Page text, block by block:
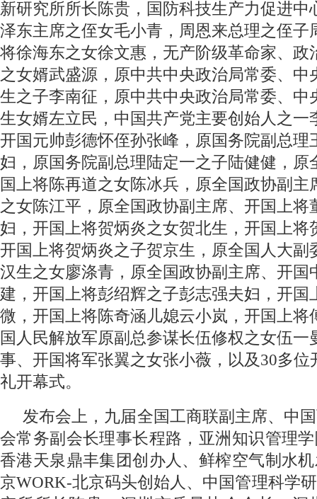
新研究所所长陈贵，国防科技生产力促进中
泽东主席之侄女毛小青，周恩来总理之侄子
将徐海东之女徐文惠，无产阶级革命家、政
之女婿武盛源，原中共中央政治局常委、中
生之子李南征，原中共中央政治局常委、中
生女婿左立民，中国共产党主要创始人之一
开国元帅彭德怀侄孙张峰，原国务院副总理
妇，原国务院副总理陆定一之子陆健健，原
国上将陈再道之女陈冰兵，原全国政协副主
之女陈江平，原全国政协副主席、开国上将
妇，开国上将贺炳炎之女贺北生，开国上将
开国上将贺炳炎之子贺京生，原全国人大副
汉生之女廖涤青，原全国政协副主席、开国
建，开国上将彭绍辉之子彭志强夫妇，开国
微，开国上将陈奇涵儿媳云小岚，开国上将
国人民解放军原副总参谋长伍修权之女伍一
事、开国将军张翼之女张小薇，以及 30多位
礼开幕式。
发布会上，九届全国工商联副主席、中
会常务副会长理事长程路，亚洲知识管理
香港天泉鼎丰集团创办人、鲜榨空气制水
京WORK-北京码头创始人、中国管理科学